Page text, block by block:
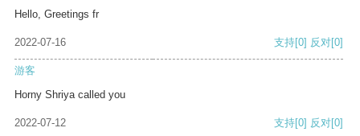
Hello, Greetings fr
2022-07-16 支持[0] 反对[0]
游客
Horny Shriya called you
2022-07-12 支持[0] 反对[0]